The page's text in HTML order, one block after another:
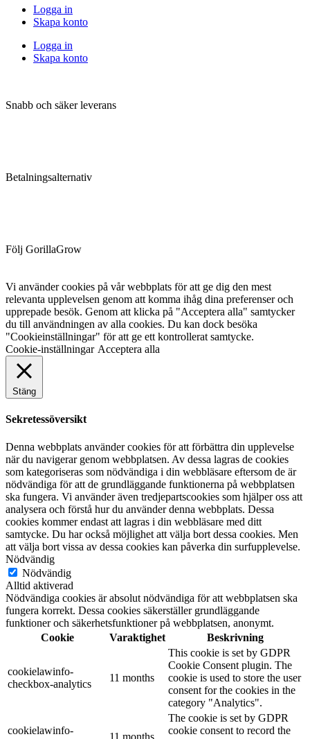
Logga in
Skapa konto
Logga in
Skapa konto
Snabb och säker leverans
Betalningsalternativ
Följ GorillaGrow
Vi använder cookies på vår webbplats för att ge dig den mest
relevanta upplevelsen genom att komma ihåg dina preferenser och
upprepade besök. Genom att klicka på "Acceptera alla" samtycker
du till användningen av alla cookies. Du kan dock besöka
"Cookieinställningar" för att ge ett kontrollerat samtycke.
Cookie-inställningar Acceptera alla
Stäng
Sekretessöversikt
Denna webbplats använder cookies för att förbättra din upplevelse
när du navigerar genom webbplatsen. Av dessa lagras de cookies
som kategoriseras som nödvändiga i din webbläsare eftersom de är
nödvändiga för att de grundläggande funktionerna på webbplatsen
ska fungera. Vi använder även tredjepartscookies som hjälper oss att
analysera och förstå hur du använder denna webbplats. Dessa
cookies kommer endast att lagras i din webbläsare med ditt
samtycke. Du har också möjlighet att välja bort dessa cookies. Men
att välja bort vissa av dessa cookies kan påverka din surfupplevelse.
Nödvändig
Nödvändig
Alltid aktiverad
Nödvändiga cookies är absolut nödvändiga för att webbplatsen ska
fungera korrekt. Dessa cookies säkerställer grundläggande
funktioner och säkerhetsfunktioner på webbplatsen, anonymt.
Cookie
Varaktighet Beskrivning
cookielawinfo-
checkbox-analytics
11 months
This cookie is set by GDPR
Cookie Consent plugin. The
cookie is used to store the user
consent for the cookies in the
category "Analytics".
cookielawinfo-
11 months
The cookie is set by GDPR
cookie consent to record the